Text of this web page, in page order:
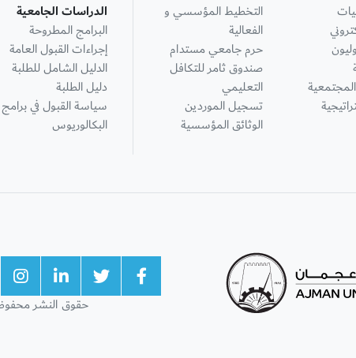
التخطيط المؤسسي و
الفعالية
حرم جامعي مستدام
صندوق ثامر للتكافل
التعليمي
تسجيل الموردين
الوثائق المؤسسية
الدراسات الجامعية
البرامج المطروحة
إجراءات القبول العامة
الدليل الشامل للطلبة
دليل الطلبة
سياسة القبول في برامج
البكالوريوس
حقوق النشر محفوظة ©